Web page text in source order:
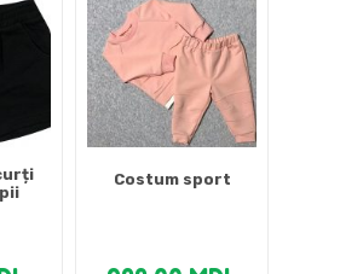
Costum sport